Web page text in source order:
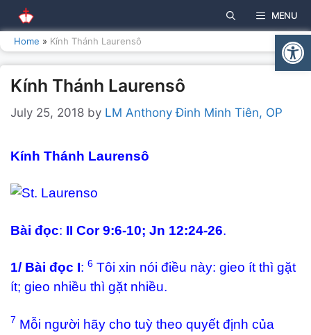
to
content
MENU
Home » Kính Thánh Laurensô
Kính Thánh Laurensô
July 25, 2018 by LM Anthony Đinh Minh Tiên, OP
Kính Thánh Laurensô
Bài đọc: II Cor 9:6-10; Jn 12:24-26.
1/ Bài đọc I: 6 Tôi xin nói điều này: gieo ít thì gặt
ít; gieo nhiều thì gặt nhiều.
7 Mỗi người hãy cho tuỳ theo quyết định của